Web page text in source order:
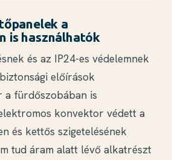
szerelt készüléket
való Önnek)!
Design fűtőtest
termosztát, villásdugóval szerelt, fali
Atlantic DESIGN fűtőpanel
készülék nevében?
elektromos radiátoroknál
Diffusion azaz ahomogén
a hagyományos
a fűtőbetét
a
is használhatók
és az IP24-es védelemnek
előírások
a fürdőszobában is
konvektor védett a
és kettős szigetelésének
tud áram alatt lévő alkatrészt